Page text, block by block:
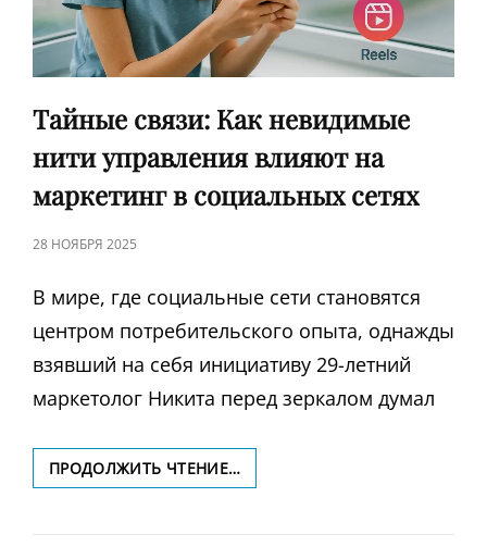
Тайные связи: Как невидимые
нити управления влияют на
маркетинг в социальных сетях
ЗАПИСЬ
28 НОЯБРЯ 2025
В мире, где социальные сети становятся
центром потребительского опыта, однажды
взявший на себя инициативу 29-летний
маркетолог Никита перед зеркалом думал
ПРОДОЛЖИТЬ ЧТЕНИЕ…ТАЙНЫЕ
СВЯЗИ:
НЕВИДИМЫЕ